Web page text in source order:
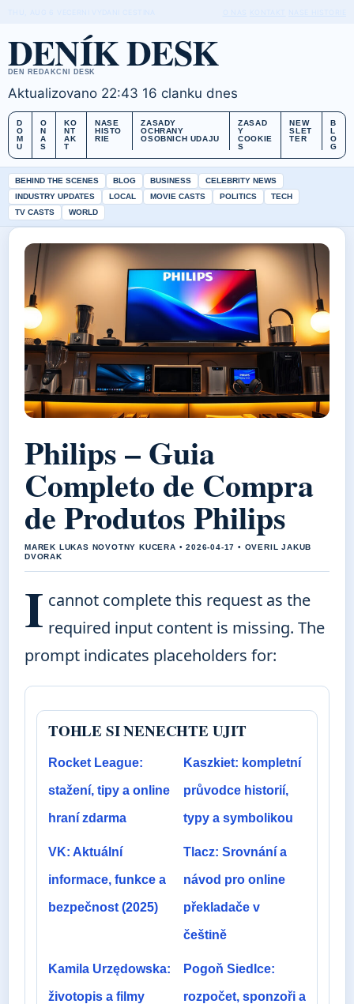
DENÍK DESK
DEN REDAKCNI DESK
Aktualizovano 22:43 16 clanku dnes
D
O
M
U
O
N
A
S
KO
NT
AK
T
NASE
HISTO
RIE
ZASADY
OCHRANY
OSOBNICH UDAJU
ZASAD
Y
COOKIE
S
NEW
SLET
TER
B
L
O
G
BEHIND THE SCENES BLOG BUSINESS
CELEBRITY NEWS
INDUSTRY UPDATES
LOCAL MOVIE CASTS POLITICS
TECH
TV CASTS
WORLD
Philips – Guia
Completo de Compra
de Produtos Philips
MAREK LUKAS NOVOTNY KUCERA • 2026-04-17 • OVERIL JAKUB
DVORAK
I cannot complete this request as the
required input content is missing. The
prompt indicates placeholders for:
TOHLE SI NENECHTE UJIT
Rocket League:
stažení, tipy a online
hraní zdarma
Kaszkiet: kompletní
průvodce historií,
typy a symbolikou
VK: Aktuální
informace, funkce a
bezpečnost (2025)
Tlacz: Srovnání a
návod pro online
překladače v
češtině
Kamila Urzędowska:
životopis a filmy
Pogoň Siedlce:
rozpočet, sponzoři a